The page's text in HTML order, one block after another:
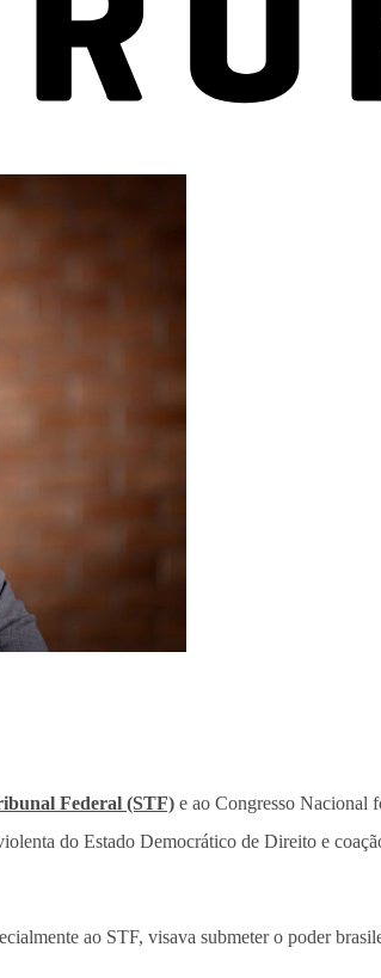
Federal (STF) e ao Congresso Nacional
do Estado Democrático de Direito e
ao STF, visava submeter o poder